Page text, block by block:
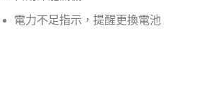
電力不足指示，提醒更換電池